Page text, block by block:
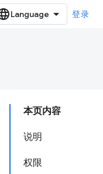
登录
本页内容
说明
权限